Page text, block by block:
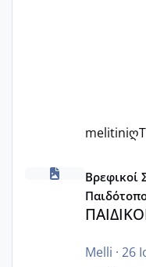
melitiniღ
ΠΑΙΔΙΚΟΙ ΣΤΑΘΜΟΙ ΜΕ
Βρεφικοί
Melli · 26